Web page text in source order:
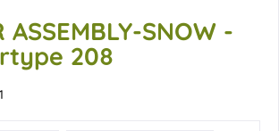
ASSEMBLY-SNOW -
208